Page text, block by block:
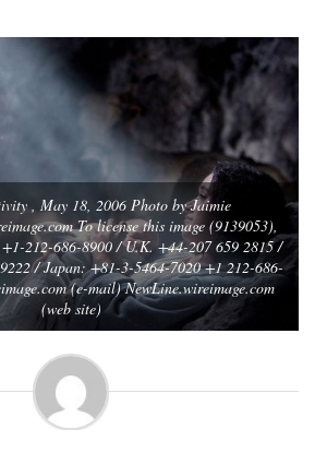
, May 18, 2006 Photo by Jaimie
To license this image (9139053),
212-686-8900 / U.K. +44-207 659 2815 /
/ Japan: +81-3-5464-7020 +1 212-686-
(e-mail) NewLine.wireimage.com
(web site)